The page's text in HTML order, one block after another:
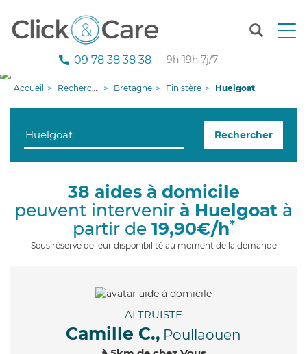
T
n
g
i
09 78 38 38 38 — 9h-19h 7j/7
Accueil Recherche aide à domicile Bretagne Finistère Huelgoat
Rechercher
38 aides à domicile
peuvent intervenir à Huelgoat à
partir de 19,90€/h*
Sous réserve de leur disponibilité au moment de la demande
ALTRUISTE
Camille C., Poullaouen